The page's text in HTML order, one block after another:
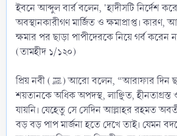
ইবনে আব্দুল বার্র বলেন, 'হাদীসটি নির্দেশ
অবস্থানকারীগণ মার্জিত ও ক্ষমাপ্রাপ্ত।
ক্ষমার পর ছাড়া পাপীদেরকে নিয়ে গর্ব করেন
(তামহীদ ১/১২০)
প্রিয় নবী (ﷺ) আরো বলেন, “আরাফার দিন ছাড়া অন্য কোন দিনে
শয়তানকে অধিক অপদস্থ, লাঞ্ছিত, হীনতাগ্রস্ত
যায়নি। যেহেতু সে সেদিন আল্লাহর রহমত
বড় বড় পাপ মার্জনা হতে দেখে তাই। যেমন